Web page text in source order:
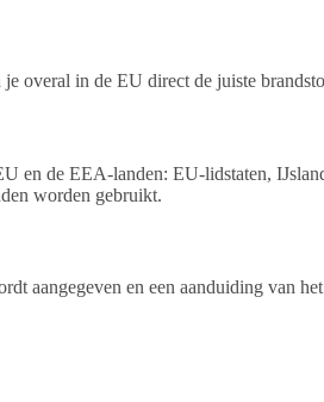
overal in de EU direct de juiste
en de EEA-landen: EU-lidstaten,
worden gebruikt.
aangegeven en een aanduiding van